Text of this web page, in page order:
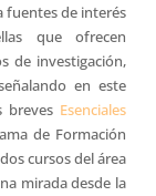
fuentes de interés
que ofrecen
de investigación,
en este
breves Esenciales
de Formación
cursos del área
mirada desde la